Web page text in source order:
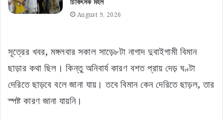
August 9, 2026
সূত্রের খবর, মঙ্গলবার সকাল সাড়ে৮টা নাগাদ দুবাইগামী বিমান
ছাড়ার কথা ছিল। কিন্তু অনিবার্য কারণ বশত প্রায় দেড় ঘণ্টা
দেরিতে ছাড়বে বলে জানা যায়। তবে বিমান কেন দেরিতে ছাড়ল, তার
স্পষ্ট কারণ জানা যায়নি।